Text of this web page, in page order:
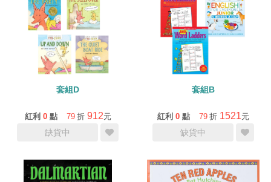
套組D
紅利 0 點 79 折 912元
缺貨中
套組B
紅利 0 點 79 折 1521元
缺貨中